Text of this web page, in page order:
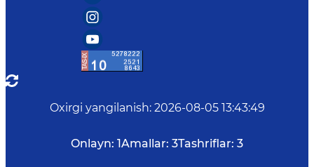
Oxirgi yangilanish: 2026-08-05 13:43:49
Onlayn: 1Amallar: 3Tashriflar: 3